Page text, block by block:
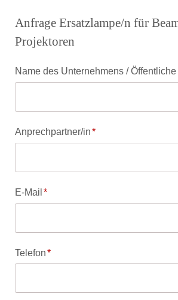
Anfrage Ersatzlampe/n für
Projektoren
Pflichtfeld
Name des Unternehmens /
Pflichtfeld
Anprechpartner/in*
Pflichtfeld
E-Mail*
Pflichtfeld
Telefon*